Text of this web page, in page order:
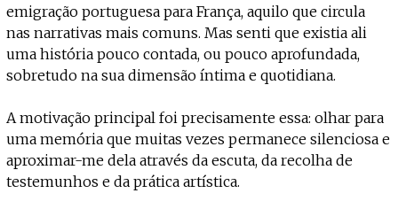
emigração portuguesa para França, aquilo que circula
nas narrativas mais comuns. Mas senti que existia ali
uma história pouco contada, ou pouco aprofundada,
sobretudo na sua dimensão íntima e quotidiana.
A motivação principal foi precisamente essa: olhar para
uma memória que muitas vezes permanece silenciosa e
aproximar-me dela através da escuta, da recolha de
testemunhos e da prática artística.